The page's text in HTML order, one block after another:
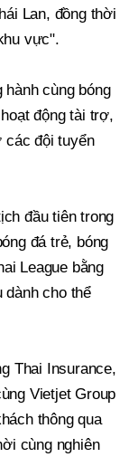
Lan, đồng thời
vực".
cùng bóng
động tài trợ,
các đội tuyển
đầu tiên trong
đá trẻ, bóng
League bằng
cho thể
Thai Insurance,
Vietjet Group
thông qua
cùng nghiên